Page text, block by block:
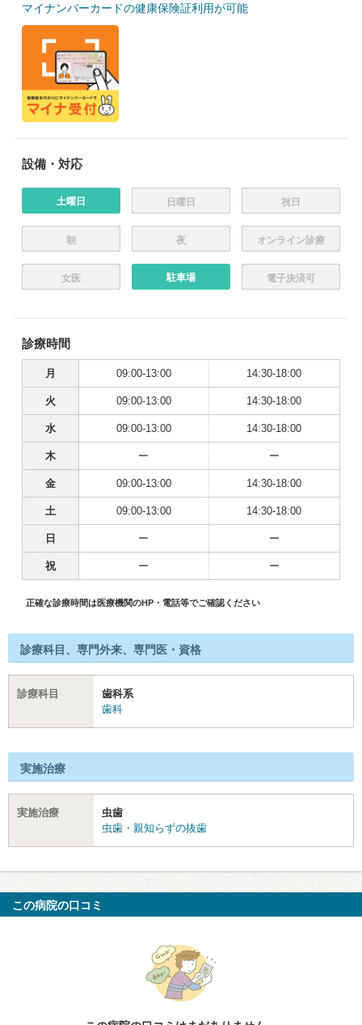
マイナンバーカードの健康保険証利用が可能
設備・対応
土曜日 日曜日 祝日
朝 夜 オンライン診療
女医 駐車場 電子決済可
診療時間
月 09:00-13:00 14:30-18:00
火 09:00-13:00 14:30-18:00
水 09:00-13:00 14:30-18:00
木 ー ー
金 09:00-13:00 14:30-18:00
土 09:00-13:00 14:30-18:00
日 ー ー
祝 ー ー
正確な診療時間は医療機関のHP・電話等でご確認ください
診療科目、専門外来、専門医・資格
診療科目
歯科系
歯科
実施治療
実施治療
虫歯
虫歯・親知らずの抜歯
この病院の口コミ